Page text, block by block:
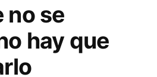
no se
hay que